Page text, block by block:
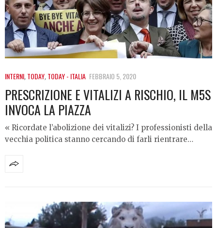
INTERNI,TODAY,TODAY - ITALIA FEBBRAIO 5, 2020
PRESCRIZIONE E VITALIZI A RISCHIO, IL M5S
INVOCA LA PIAZZA
« Ricordate l’abolizione dei vitalizi? I professionisti della
vecchia politica stanno cercando di farli rientrare…